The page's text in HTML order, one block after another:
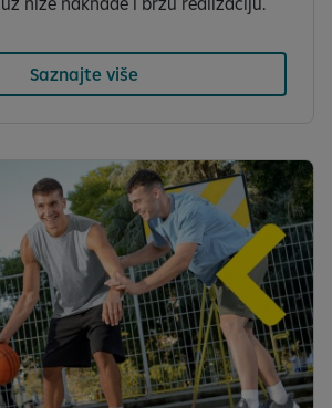
Saznajte više